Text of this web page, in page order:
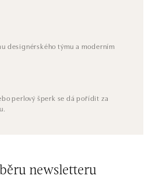
designérského týmu a moderním
perlový šperk se dá pořídit za
newsletteru